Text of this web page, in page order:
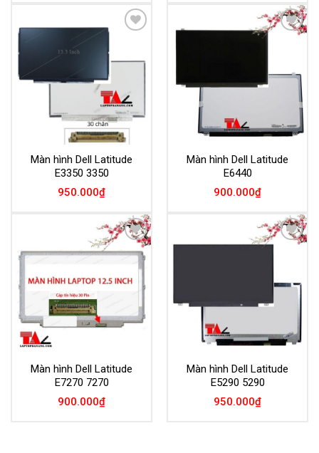
Màn hình Dell Latitude
E3350 3350
950.000₫
Màn hình Dell Latitude
E6440
900.000₫
Add to
Wishlist
Màn hình Dell Latitude
E7270 7270
900.000₫
Màn hình Dell Latitude
E5290 5290
950.000₫